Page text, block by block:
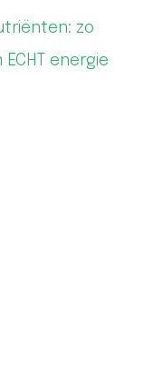
zo
energie